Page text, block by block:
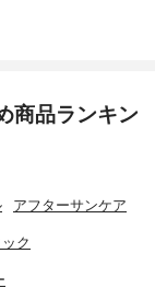
商品ランキン
アフターサンケア
ク